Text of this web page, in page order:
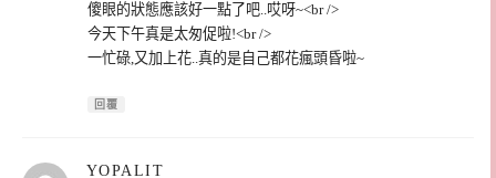
傻眼的狀態應該好一點了吧..哎呀~<br />
今天下午真是太匆促啦!<br />
一忙碌,又加上花..真的是自己都花瘋頭昏啦~
回覆
YOPALIT